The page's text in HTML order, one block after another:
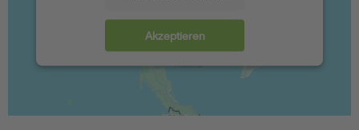
Akzeptieren